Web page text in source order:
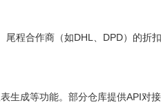
程合作商（如DHL、DPD）的折
生成等功能。部分仓库提供API对接